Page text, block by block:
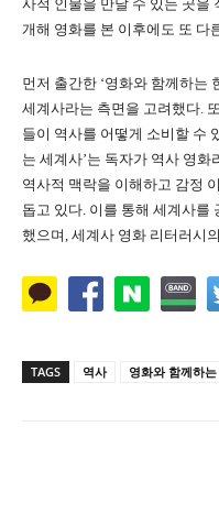
사적 인물을 만날 수 있는 곳을
개해 영화를 본 이후에도 또 다
먼저 출간한 ‘영화와 함께하는
세계사라는 측면을 고려했다.
들이 역사를 어떻게 소비할 수
는 세계사’는 독자가 역사 영
역사적 맥락을 이해하고 감정
돕고 있다. 이를 통해 세계사를
했으며, 세계사 영화 리터러시
TAGS 역사 영화와 함께하